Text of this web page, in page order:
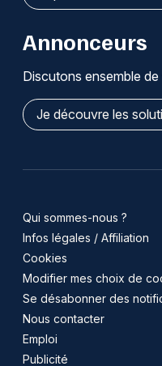
Annonceurs
Discutons ensemble
Je découvre les
Qui sommes-nous ?
Infos légales / Affiliation
Cookies
Modifier mes choix de
Se désabonner des
Nous contacter
Emploi
Publicité